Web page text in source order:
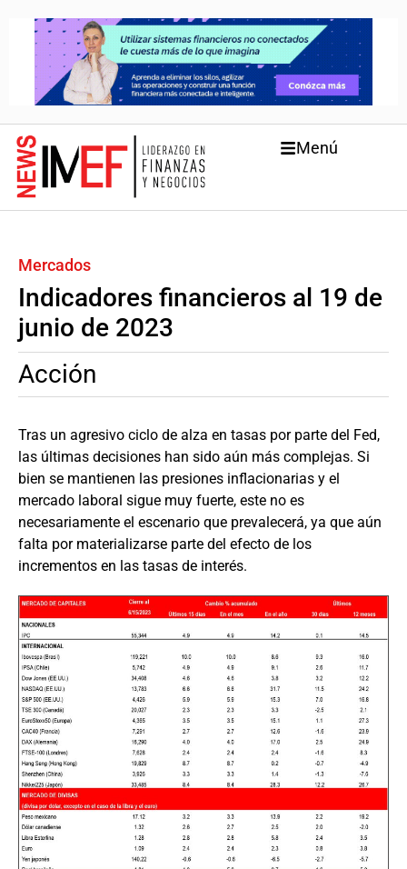
Menú
Mercados
Indicadores financieros al 19 de
junio de 2023
Acción
Tras un agresivo ciclo de alza en tasas por parte del Fed,
las últimas decisiones han sido aún más complejas. Si
bien se mantienen las presiones inflacionarias y el
mercado laboral sigue muy fuerte, este no es
necesariamente el escenario que prevalecerá, ya que aún
falta por materializarse parte del efecto de los
incrementos en las tasas de interés.